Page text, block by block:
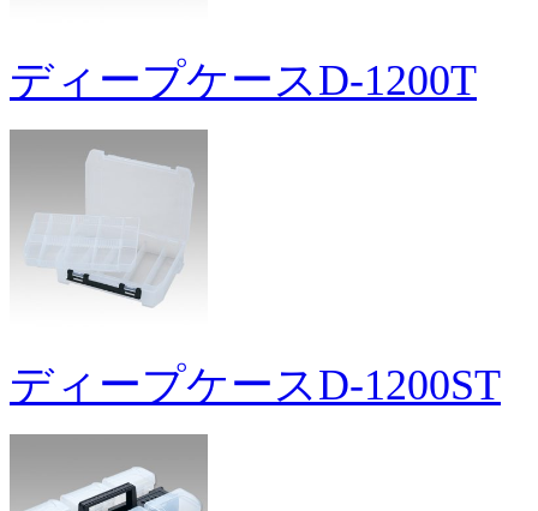
ディープケースD-1200T
ディープケースD-1200ST